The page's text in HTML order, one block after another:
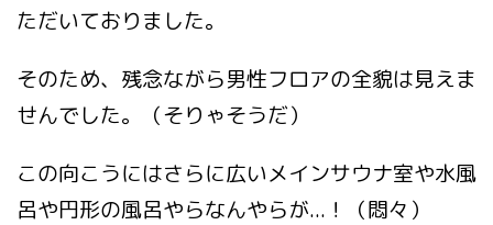
ただいておりました。
そのため、残念ながら男性フロアの全貌は見えま
せんでした。（そりゃそうだ）
この向こうにはさらに広いメインサウナ室や水風
呂や円形の風呂やらなんやらが...！（悶々）